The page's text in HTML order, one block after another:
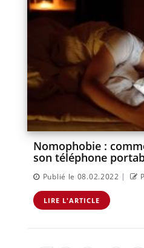
Nomophobie :
son téléphone
Publié le 08.02.2022 |
LIRE L'ARTICLE